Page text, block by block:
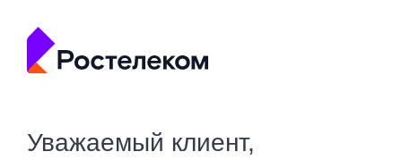
Уважаемый клиент,